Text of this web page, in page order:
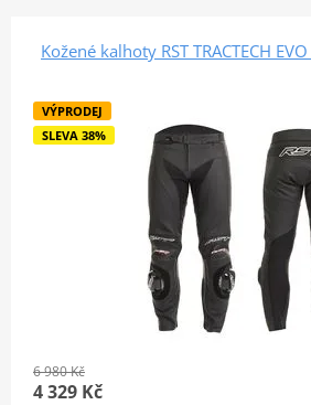
Kožené kalhoty RST TRACTECH
VÝPRODEJ
SLEVA 38%
6 980 Kč
4 329 Kč